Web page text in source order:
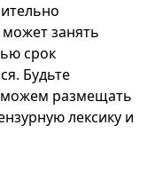
занять
срок
Будьте
размещать
лексику и